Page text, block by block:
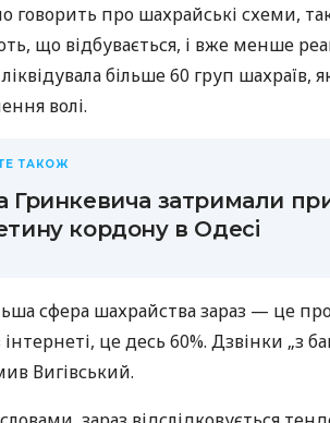
говорить про шахрайські схеми,
що відбувається, і вже менше
ліквідувала більше 60 груп шахраїв,
волі.
ТАКОЖ
Гринкевича затримали
кордону в Одесі
сфера шахрайства зараз — це
це десь 60%. Дзвінки „з
Вигівський.